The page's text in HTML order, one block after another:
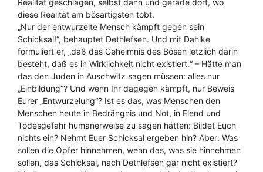
Realität geschlagen, selbst dann und gerade dort, wo
diese Realität am bösartigsten tobt.
„Nur der entwurzelte Mensch kämpft gegen sein
Schicksal!“, behauptet Dethlefsen. Und mit Dahlke
formuliert er, „daß das Geheimnis des Bösen letzlich darin
besteht, daß es in Wirklichkeit nicht existiert.“ – Hätte man
das den Juden in Auschwitz sagen müssen: alles nur
„Einbildung“? Und wenn Ihr dagegen kämpft, nur Beweis
Eurer „Entwurzelung“? Ist es das, was Menschen den
Menschen heute in Bedrängnis und Not, in Elend und
Todesgefahr humanerweise zu sagen hätten: Bildet Euch
nichts ein? Nehmt Euer Schicksal ergeben hin? Aber: Was
sollen die Opfer hinnehmen, wenn das, was sie hinnehmen
sollen, das Schicksal, nach Dethlefsen gar nicht existiert?